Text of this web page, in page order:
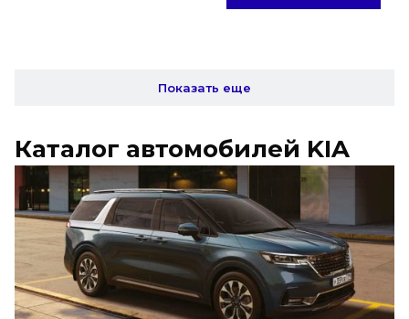
Показать еще
Каталог автомобилей KIA